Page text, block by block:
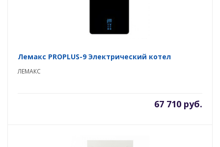
Лемакс PROPLUS-9 Электрический котел
ЛЕМАКС
67 710 руб.